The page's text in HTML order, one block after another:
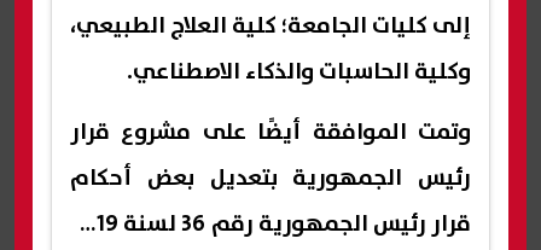
إلى كليات الجامعة؛ كلية العلاج الطبيعي،
وكلية الحاسبات والذكاء الاصطناعي.
وتمت الموافقة أيضًا على مشروع قرار
رئيس الجمهورية بتعديل بعض أحكام
قرار رئيس الجمهورية رقم 36 لسنة 2019